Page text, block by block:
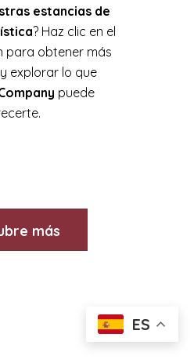
estancias de
? Haz clic en el
para obtener más
explorar lo que
puede
más
ES